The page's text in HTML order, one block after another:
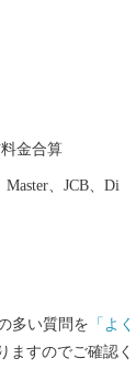
械等の分野を中心
みこし、太鼓台が
合せて練り歩くさ
みの親」十河信二
（えがお）つなぐ
金合算
、JCB、Di
多い質問を 「よく
ますのでご確認く